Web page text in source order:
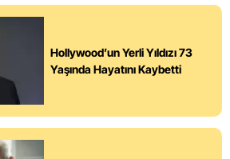
Hollywood’un Yerli Yıldızı 73
Yaşında Hayatını Kaybetti